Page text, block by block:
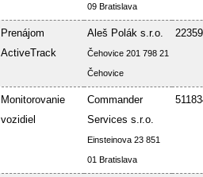
09 Bratislava
Prenájom
ActiveTrack
Aleš Polák s.r.o.
Čehovice 201 798 21
Čehovice
Monitorovanie
vozidiel
Commander
Services s.r.o.
Einsteinova 23 851
01 Bratislava